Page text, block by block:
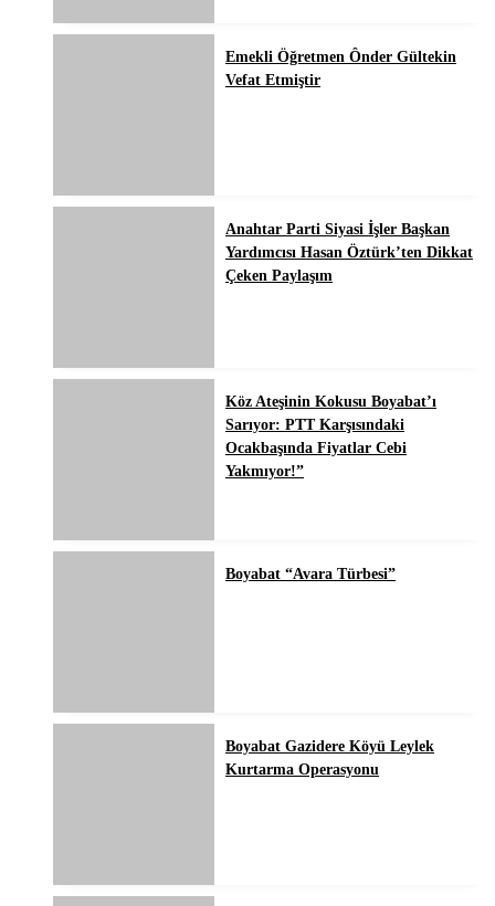
Emekli Öğretmen Ônder Gültekin
Vefat Etmiştir
Anahtar Parti Siyasi İşler Başkan
Yardımcısı Hasan Öztürk’ten Dikkat
Çeken Paylaşım
Köz Ateşinin Kokusu Boyabat’ı
Sarıyor: PTT Karşısındaki
Ocakbaşında Fiyatlar Cebi
Yakmıyor!”
Boyabat “Avara Türbesi”
Boyabat Gazidere Köyü Leylek
Kurtarma Operasyonu